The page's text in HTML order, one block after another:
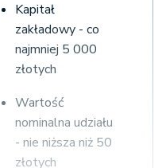
Kapitał
zakładowy - co
najmniej 5 000
złotych
Wartość
nominalna udziału
- nie niższa niż 50
złotych